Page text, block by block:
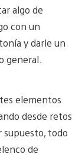
algo de
con un
y darle un
general.
elementos
desde retos
supuesto, todo
de